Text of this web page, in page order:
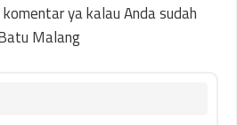
ya kalau Anda sudah
Malang